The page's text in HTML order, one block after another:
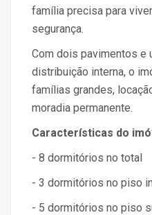
família precisa para
segurança.
Com dois pavimentos e
distribuição interna, o
famílias grandes,
moradia permanente.
Características do
- 8 dormitórios no total
- 3 dormitórios no piso
- 5 dormitórios no piso